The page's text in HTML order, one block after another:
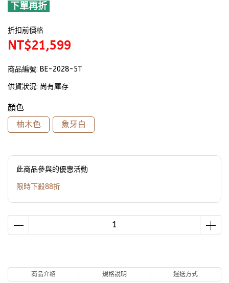
下單再折
折扣前價格
NT$21,599
商品編號: BE-2028-5T
供貨狀況: 尚有庫存
顏色
柚木色
象牙白
此商品參與的優惠活動
限時下殺88折
商品介紹 規格說明 運送方式